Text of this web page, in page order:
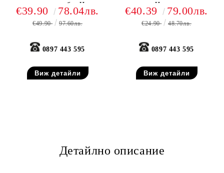
анатомично сабо, Черно
€39.90 78.04лв.
€49.90 97.60лв.
0897 443 595
Виж детайли
Черни
€40.39 79.00лв.
€24.90 48.70лв.
0897 443 595
Виж детайли
Детайлно описание